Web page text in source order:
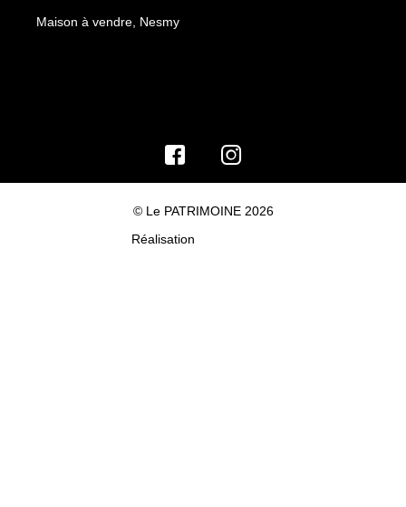
Maison à vendre, Nesmy
© Le PATRIMOINE 2026
Réalisation